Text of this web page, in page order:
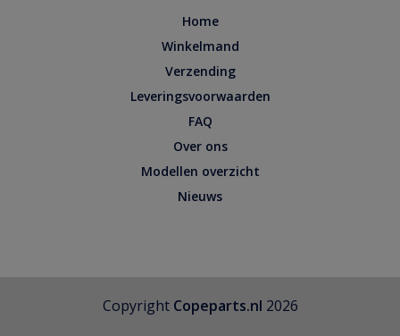
Home
Winkelmand
Verzending
Leveringsvoorwaarden
FAQ
Over ons
Modellen overzicht
Nieuws
Copyright Copeparts.nl 2026